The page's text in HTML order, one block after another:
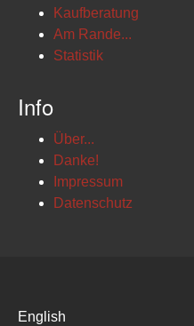
Kaufberatung
Am Rande...
Statistik
Info
Über...
Danke!
Impressum
Datenschutz
English